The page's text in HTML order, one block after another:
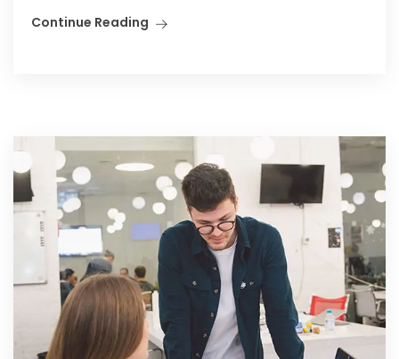
Continue Reading